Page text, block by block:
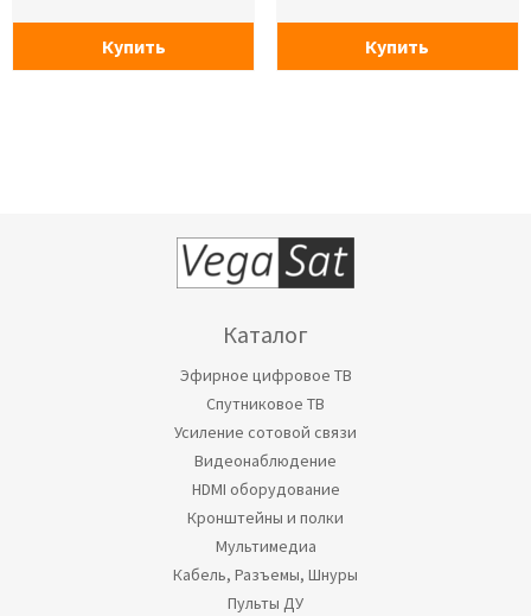
Купить Купить
Каталог
Эфирное цифровое ТВ
Спутниковое ТВ
Усиление сотовой связи
Видеонаблюдение
HDMI оборудование
Кронштейны и полки
Мультимедиа
Кабель, Разъемы, Шнуры
Пульты ДУ